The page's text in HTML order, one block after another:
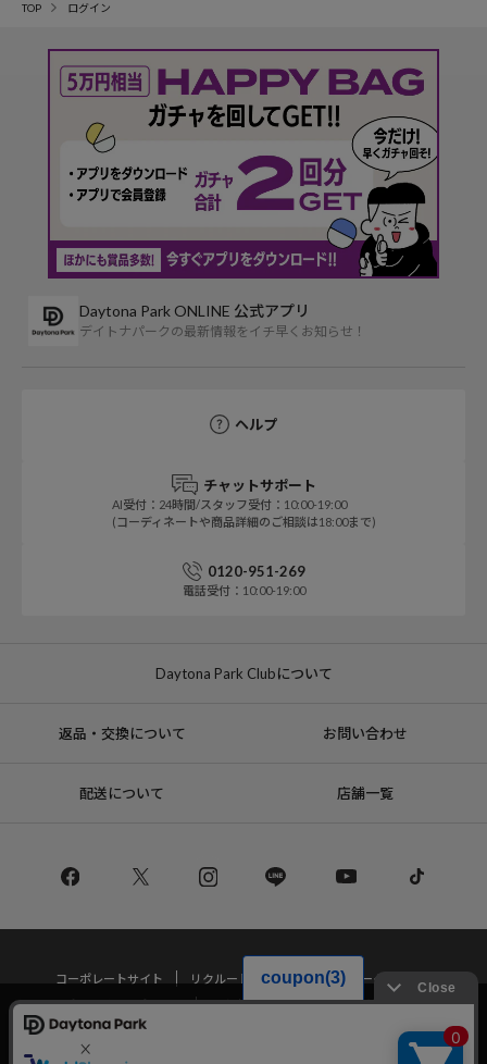
TOP ログイン
Daytona Park ONLINE 公式アプリ
デイトナパークの最新情報をイチ早くお知らせ！
ヘルプ
チャットサポート
AI受付：24時間/スタッフ受付：10:00-19:00
(コーディネートや商品詳細のご相談は18:00まで)
0120-951-269
電話受付：10:00-19:00
Daytona Park Clubについて
返品・交換について お問い合わせ
配送について 店舗一覧
コーポレートサイト リクルート
サステナブルマークについて
プライバシーポリシー
特定商取引法・古物営業法に基づく表記
当サイトでは利用体験の向上およびコンテンツの最適な提供、トラフィック
の分析を目的としてCookieを使用しています。